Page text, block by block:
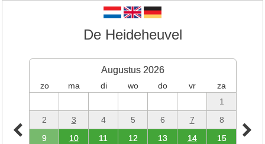
De Heideheuvel
Augustus 2026
zo ma di wo do vr
za
1
2
3 4 5 6 7
8
9
10 11 12 13 14
15